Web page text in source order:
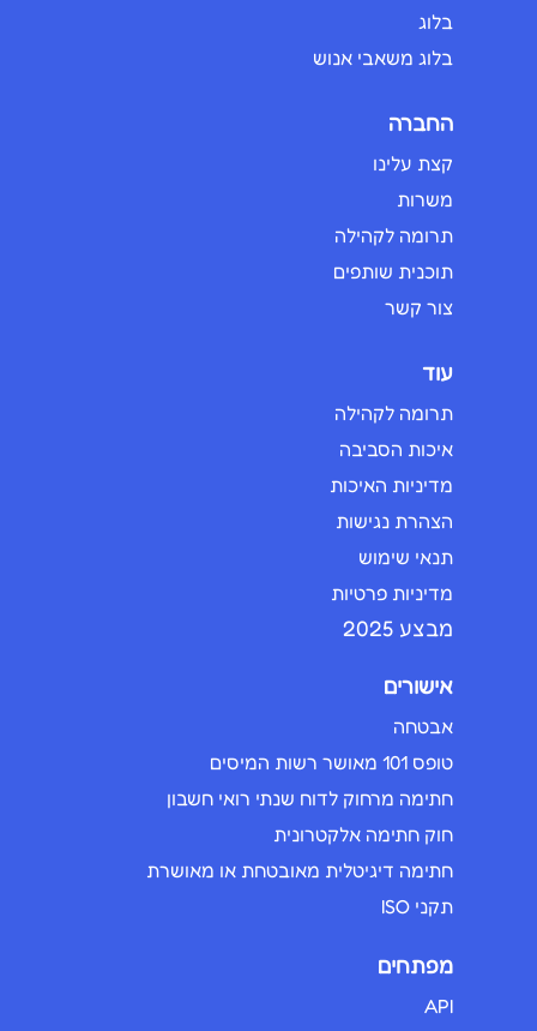
בלוג
בלוג משאבי אנוש
החברה
קצת עלינו
משרות
תרומה לקהילה
תוכנית שותפים
צור קשר
עוד
תרומה לקהילה
איכות הסביבה
מדיניות האיכות
הצהרת נגישות
תנאי שימוש
מדיניות פרטיות
מבצע 2025
אישורים
אבטחה
טופס 101 מאושר רשות המיסים
חתימה מרחוק לדוח שנתי רואי חשבון
חוק חתימה אלקטרונית
חתימה דיגיטלית מאובטחת או מאושרת
תקני ISO
מפתחים
API